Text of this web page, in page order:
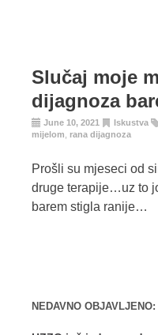
Slučaj moje
dijagnoza
June 10, 2021 Iskustva
mijelom
rana dijagnoza
Prošli su mjeseci od
druge terapije…uz to
barem stigla ranije…
NEDAVNO OBJAVLJENO: